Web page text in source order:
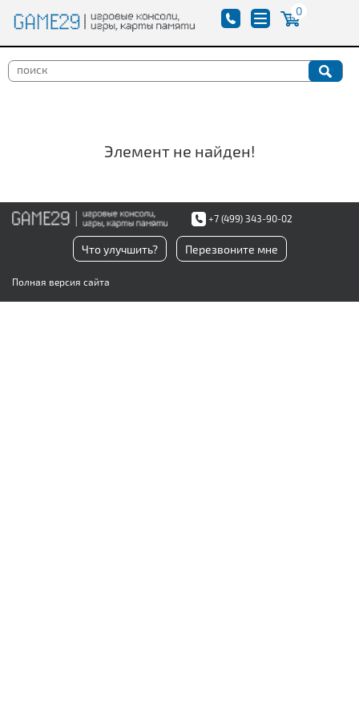
0
Элемент не найден!
+7 (499) 343-90-02
Что улучшить? Перезвоните мне
Полная версия сайта